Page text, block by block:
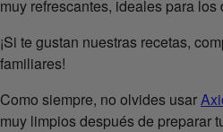
muy refrescantes, ideales para los
¡Si te gustan nuestras recetas,
familiares!
Como siempre, no olvides usar
muy limpios después de preparar